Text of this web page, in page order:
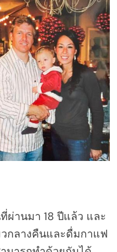
ผ่านมา 18 ปีแล้ว และ
วกลางคืนและดื่มกาแฟ